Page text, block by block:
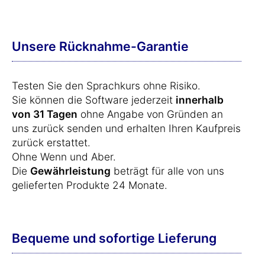
Unsere Rücknahme-Garantie
Testen Sie den Sprachkurs ohne Risiko.
Sie können die Software jederzeit innerhalb
von 31 Tagen ohne Angabe von Gründen an
uns zurück senden und erhalten Ihren Kaufpreis
zurück erstattet.
Ohne Wenn und Aber.
Die Gewährleistung beträgt für alle von uns
gelieferten Produkte 24 Monate.
Bequeme und sofortige Lieferung